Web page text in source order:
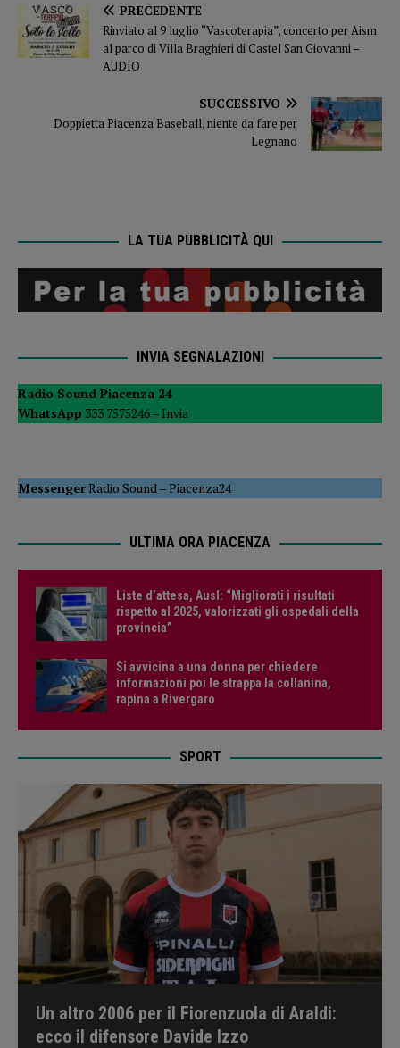
PRECEDENTE
Rinviato al 9 luglio “Vascoterapia”, concerto per Aism
al parco di Villa Braghieri di Castel San Giovanni –
AUDIO
SUCCESSIVO
Doppietta Piacenza Baseball, niente da fare per
Legnano
LA TUA PUBBLICITÀ QUI
INVIA SEGNALAZIONI
Radio Sound Piacenza 24
WhatsApp 333 7575246 – Invia
MessengerRadio Sound–Piacenza24
ULTIMA ORA PIACENZA
Liste d’attesa, Ausl: “Migliorati i risultati
rispetto al 2025, valorizzati gli ospedali della
provincia”
Si avvicina a una donna per chiedere
informazioni poi le strappa la collanina,
rapina a Rivergaro
SPORT
Un altro 2006 per il Fiorenzuola di Araldi:
ecco il difensore Davide Izzo